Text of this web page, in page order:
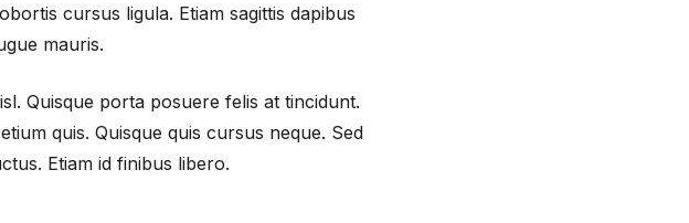
cursus ligula. Etiam sagittis dapibus
mauris.
Quisque porta posuere felis at tincidunt.
quis. Quisque quis cursus neque. Sed
Etiam id finibus libero.